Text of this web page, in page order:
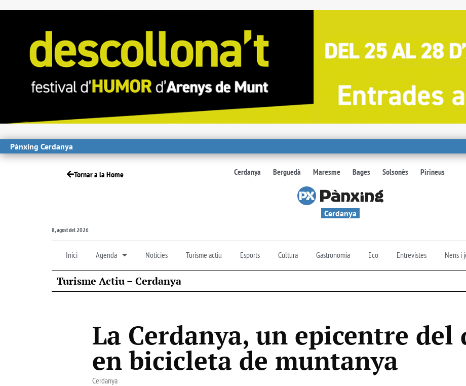
Pànxing Cerdanya
Tornar a la Home Cerdanya Berguedà Maresme Bages Solsonès Pirineus
Cerdanya
8, agost del 2026
Inici Agenda Notícies Turisme actiu Esports Cultura Gastronomia Eco Entrevistes Nens i
Turisme Actiu – Cerdanya
La Cerdanya, un epicentre del
en bicicleta de muntanya
Cerdanya